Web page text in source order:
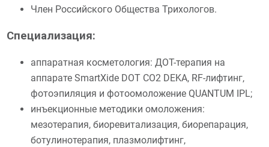
Член Российского Общества Трихологов.
Специализация:
аппаратная косметология: ДОТ-терапия на
аппарате SmartXide DOT CO2 DEKA, RF-лифтинг,
фотоэпиляция и фотоомоложение QUANTUM IPL;
инъекционные методики омоложения:
мезотерапия, биоревитализация, биорепарация,
ботулинотерапия, плазмолифтинг,